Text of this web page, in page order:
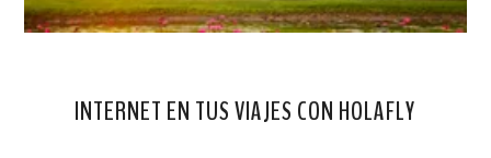
INTERNET EN TUS VIAJES CON HOLAFLY